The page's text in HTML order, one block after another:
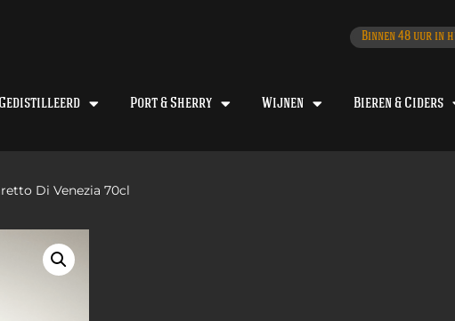
Binnen 48 uur in
Gedistilleerd Port & Sherry Wijnen Bieren & Ciders
Di Venezia 70cl